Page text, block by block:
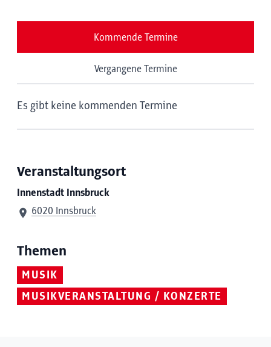
Kommende Termine
Vergangene Termine
Es gibt keine kommenden Termine
Veranstaltungsort
Innenstadt Innsbruck
6020 Innsbruck
Themen
MUSIK
MUSIKVERANSTALTUNG / KONZERTE